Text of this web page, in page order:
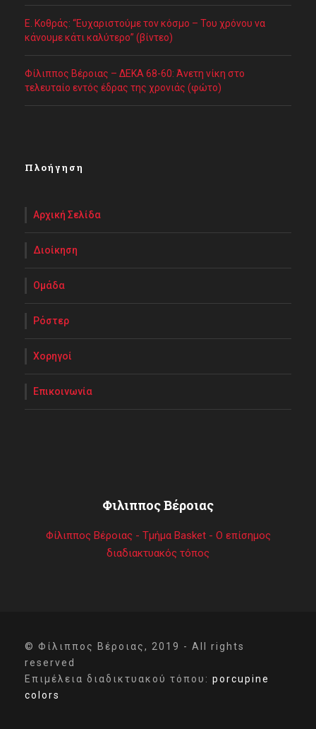
Ε. Κοθράς: “Ευχαριστούμε τον κόσμο – Του χρόνου να
κάνουμε κάτι καλύτερο” (βίντεο)
Φίλιππος Βέροιας – ΔΕΚΑ 68-60: Άνετη νίκη στο
τελευταίο εντός έδρας της χρονιάς (φώτο)
Πλοήγηση
Αρχική Σελίδα
Διοίκηση
Ομάδα
Ρόστερ
Χορηγοί
Επικοινωνία
Φιλιππος Βέροιας
Φίλιππος Βέροιας - Τμήμα Basket - Ο επίσημος
διαδιακτυακός τόπος
© Φίλιππος Βέροιας, 2019 - All rights
reserved
Επιμέλεια διαδικτυακού τόπου: porcupine
colors